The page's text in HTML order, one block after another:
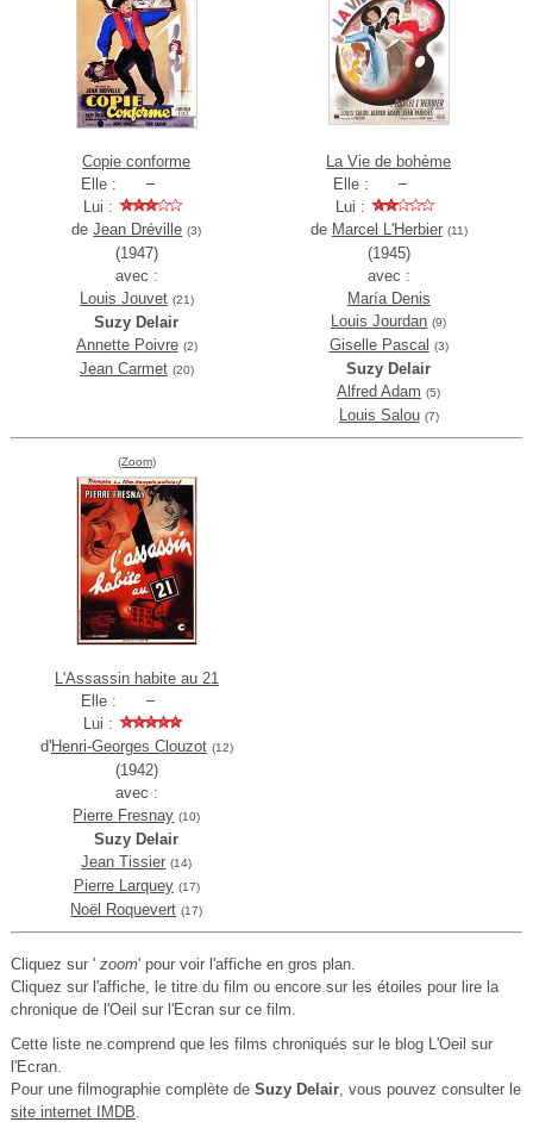
Copie conforme
Elle :
Lui :
deJean Dréville (3)
(1947)
avec :
Louis Jouvet (21)
Suzy Delair
Annette Poivre (2)
Jean Carmet (20)
La Vie de bohème
Elle :
Lui :
de Marcel L'Herbier (11)
(1945)
avec :
María Denis
Louis Jourdan (9)
Giselle Pascal (3)
Suzy Delair
Alfred Adam (5)
Louis Salou (7)
(Zoom)
L'Assassin habite au 21
Elle :
Lui :
d'Henri-Georges Clouzot (12)
(1942)
avec :
Pierre Fresnay (10)
Suzy Delair
Jean Tissier (14)
Pierre Larquey (17)
Noël Roquevert (17)
Cliquez sur ' zoom' pour voir l'affiche en gros plan.
Cliquez sur l'affiche, le titre du film ou encore sur les étoiles pour lire la
chronique de l'Oeil sur l'Ecran sur ce film.
Cette liste ne comprend que les films chroniqués sur le blog L'Oeil sur
l'Ecran.
Pour une filmographie complète de Suzy Delair, vous pouvez consulter le
site internet IMDB.